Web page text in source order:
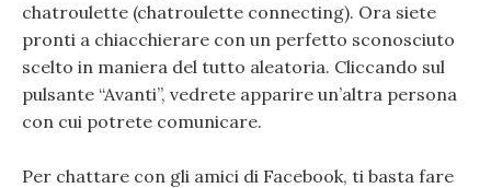
chatroulette (chatroulette connecting). Ora siete
pronti a chiacchierare con un perfetto sconosciuto
scelto in maniera del tutto aleatoria. Cliccando sul
pulsante “Avanti”, vedrete apparire un’altra persona
con cui potrete comunicare.
Per chattare con gli amici di Facebook, ti basta fare